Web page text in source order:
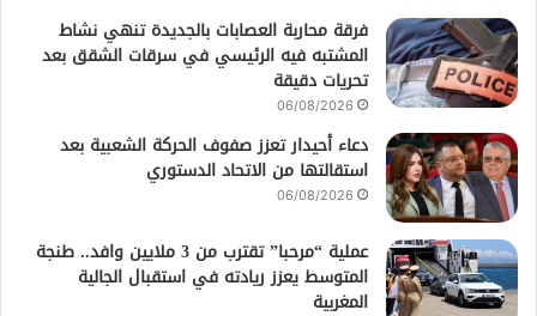
فرقة محاربة العصابات بالجديدة تنهي نشاط
المشتبه فيه الرئيسي في سرقات الشقق بعد
تحريات دقيقة
06/08/2026
دعاء أحيدار تعزز صفوف الحركة الشعبية بعد
استقالتها من الاتحاد الدستوري
06/08/2026
عملية “مرحبا” تقترب من 3 ملايين وافد.. طنجة
المتوسط يعزز ريادته في استقبال الجالية
المغربية